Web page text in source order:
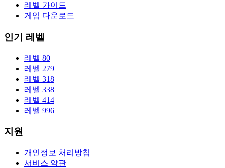
레벨 가이드
게임 다운로드
인기 레벨
레벨 80
레벨 279
레벨 318
레벨 338
레벨 414
레벨 996
지원
개인정보 처리방침
서비스 약관